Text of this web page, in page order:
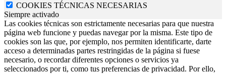
COOKIES TÉCNICAS NECESARIAS
Siempre activado
Las cookies técnicas son estrictamente necesarias para que nuestra
página web funcione y puedas navegar por la misma. Este tipo de
cookies son las que, por ejemplo, nos permiten identificarte, darte
acceso a determinadas partes restringidas de la página si fuese
necesario, o recordar diferentes opciones o servicios ya
seleccionados por ti, como tus preferencias de privacidad. Por ello,